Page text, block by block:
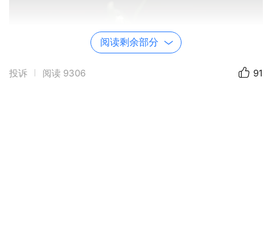
阅读剩余部分
投诉 阅读 9306 91